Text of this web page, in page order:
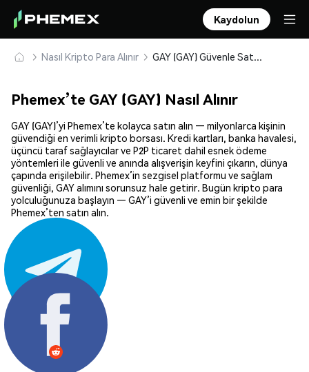
Kaydolun
Nasıl Kripto Para Alınır GAY (GAY) Güvenle Satın Alın ve Saklayın
Phemex’te GAY (GAY) Nasıl Alınır
GAY (GAY)’yi Phemex’te kolayca satın alın — milyonlarca kişinin
güvendiği en verimli kripto borsası. Kredi kartları, banka havalesi,
üçüncü taraf sağlayıcılar ve P2P ticaret dahil esnek ödeme
yöntemleri ile güvenli ve anında alışverişin keyfini çıkarın, dünya
çapında erişilebilir. Phemex’in sezgisel platformu ve sağlam
güvenliği, GAY alımını sorunsuz hale getirir. Bugün kripto para
yolculuğunuza başlayın — GAY’i güvenli ve emin bir şekilde
Phemex’ten satın alın.
Paylaş: